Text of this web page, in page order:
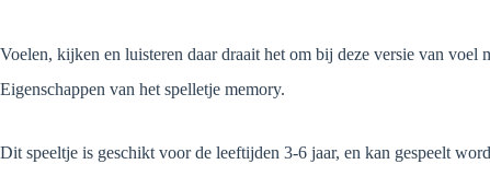
Voelen, kijken en luisteren daar draait het om bij deze versie van
Eigenschappen van het spelletje memory.
Dit speeltje is geschikt voor de leeftijden 3-6 jaar, en kan gespeelt